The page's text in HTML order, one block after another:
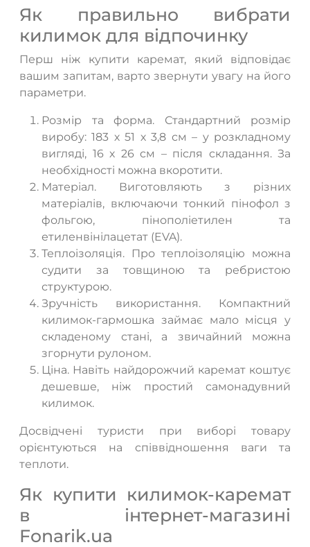
Як правильно вибрати
килимок для відпочинку
Перш ніж купити каремат, який відповідає
вашим запитам, варто звернути увагу на його
параметри.
Розмір та форма. Стандартний розмір
виробу: 183 х 51 х 3,8 см – у розкладному
вигляді, 16 х 26 см – після складання. За
необхідності можна вкоротити.
Матеріал. Виготовляють з різних
матеріалів, включаючи тонкий пінофол з
фольгою, пінополіетилен та
етиленвінілацетат (EVA).
Теплоізоляція. Про теплоізоляцію можна
судити за товщиною та ребристою
структурою.
Зручність використання. Компактний
килимок-гармошка займає мало місця у
складеному стані, а звичайний можна
згорнути рулоном.
Ціна. Навіть найдорожчий каремат коштує
дешевше, ніж простий самонадувний
килимок.
Досвідчені туристи при виборі товару
орієнтуються на співвідношення ваги та
теплоти.
Як купити килимок-каремат
в інтернет-магазині
Fonarik.ua